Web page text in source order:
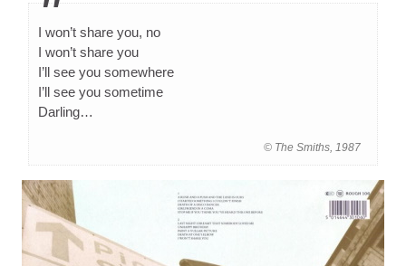
I won’t share you, no
I won’t share you
I’ll see you somewhere
I’ll see you sometime
Darling…
© The Smiths, 1987